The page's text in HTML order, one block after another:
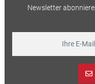
Newsletter